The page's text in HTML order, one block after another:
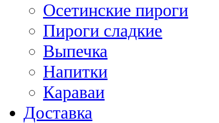
Осетинские пироги
Пироги сладкие
Выпечка
Напитки
Караваи
Доставка